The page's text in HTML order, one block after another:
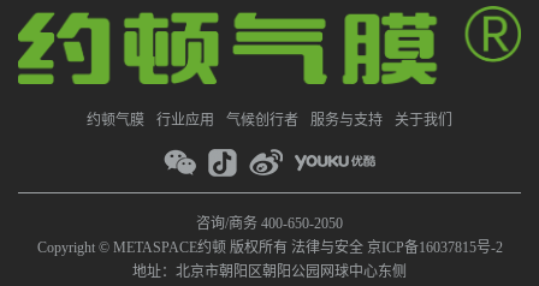
约顿气膜 行业应用 气候创行者 服务与支持 关于我们
咨询/商务 400-650-2050
Copyright © METASPACE约顿 版权所有 法律与安全 京ICP备16037815号-2
地址：北京市朝阳区朝阳公园网球中心东侧